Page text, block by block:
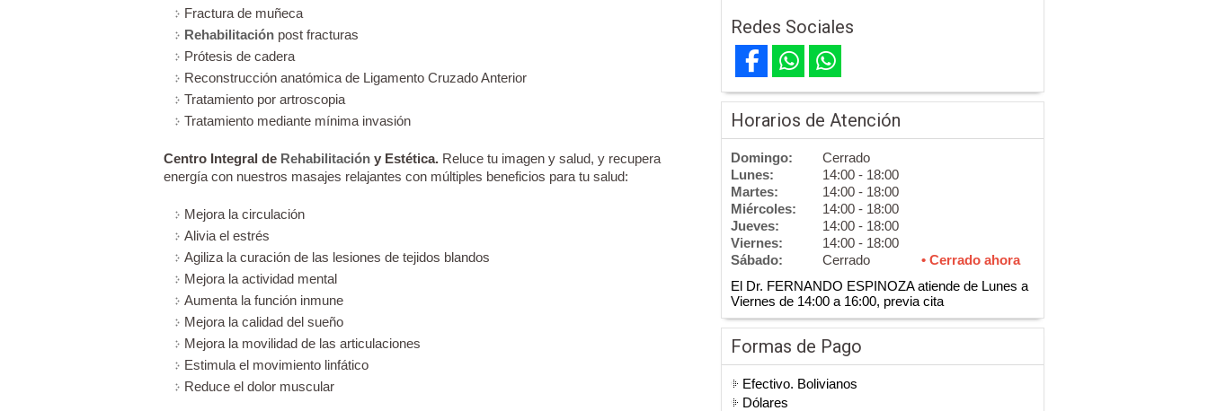
Fractura de muñeca
Rehabilitación post fracturas
Prótesis de cadera
Reconstrucción anatómica de Ligamento Cruzado Anterior
Tratamiento por artroscopia
Tratamiento mediante mínima invasión
Centro Integral de Rehabilitación y Estética. Reluce tu imagen y salud, y recupera
energía con nuestros masajes relajantes con múltiples beneficios para tu salud:
Mejora la circulación
Alivia el estrés
Agiliza la curación de las lesiones de tejidos blandos
Mejora la actividad mental
Aumenta la función inmune
Mejora la calidad del sueño
Mejora la movilidad de las articulaciones
Estimula el movimiento linfático
Reduce el dolor muscular
Redes Sociales
Horarios de Atención
Domingo:
Cerrado
Lunes:
14:00 - 18:00
Martes:
14:00 - 18:00
Miércoles:
14:00 - 18:00
Jueves:
14:00 - 18:00
Viernes:
14:00 - 18:00
Sábado:
Cerrado
• Cerrado ahora
El Dr. FERNANDO ESPINOZA atiende de Lunes a
Viernes de 14:00 a 16:00, previa cita
Formas de Pago
Efectivo. Bolivianos
Dólares